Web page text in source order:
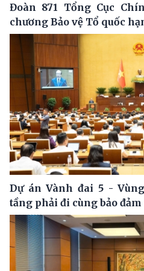
Đoàn 871 Tổng Cục
chương Bảo vệ Tổ quốc
Dự án Vành đai 5 -
tầng phải đi cùng bảo